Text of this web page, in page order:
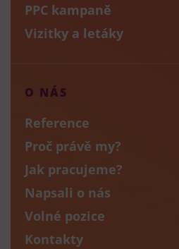
PPC kampaně
Vizitky a letáky
O NÁS
Reference
Proč právě my?
Jak pracujeme?
Napsali o nás
Volné pozice
Kontakty